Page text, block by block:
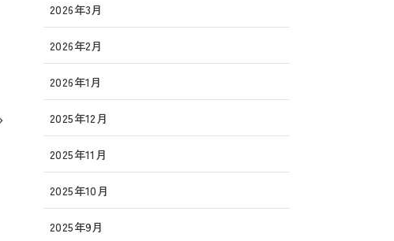
2026年3月
2026年2月
2026年1月
2025年12月
2025年11月
2025年10月
2025年9月